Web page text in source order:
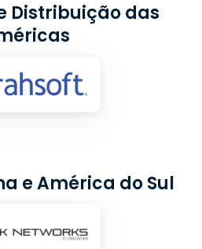
Distribuição das
e América do Sul